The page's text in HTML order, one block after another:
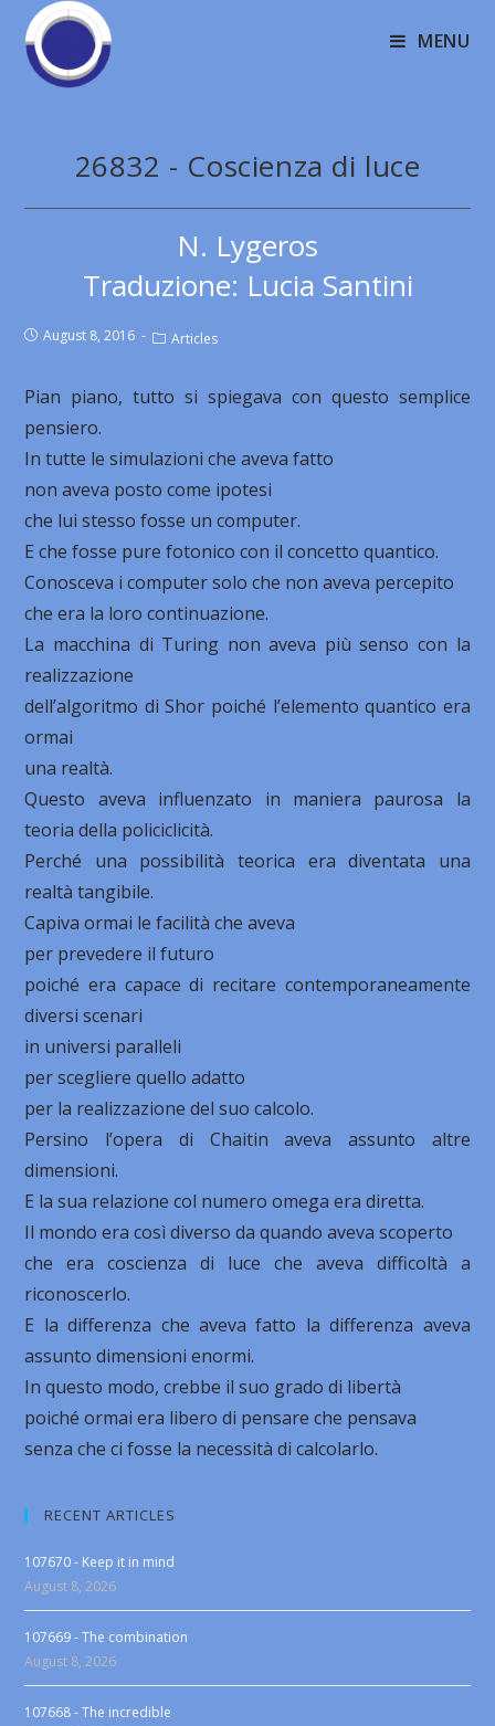
MENU
26832 - Coscienza di luce
N. Lygeros
Traduzione: Lucia Santini
August 8, 2016 Articles
Pian piano, tutto si spiegava con questo semplice
pensiero.
In tutte le simulazioni che aveva fatto
non aveva posto come ipotesi
che lui stesso fosse un computer.
E che fosse pure fotonico con il concetto quantico.
Conosceva i computer solo che non aveva percepito
che era la loro continuazione.
La macchina di Turing non aveva più senso con la
realizzazione
dell’algoritmo di Shor poiché l’elemento quantico era
ormai
una realtà.
Questo aveva influenzato in maniera paurosa la
teoria della policiclicità.
Perché una possibilità teorica era diventata una
realtà tangibile.
Capiva ormai le facilità che aveva
per prevedere il futuro
poiché era capace di recitare contemporaneamente
diversi scenari
in universi paralleli
per scegliere quello adatto
per la realizzazione del suo calcolo.
Persino l’opera di Chaitin aveva assunto altre
dimensioni.
E la sua relazione col numero omega era diretta.
Il mondo era così diverso da quando aveva scoperto
che era coscienza di luce che aveva difficoltà a
riconoscerlo.
E la differenza che aveva fatto la differenza aveva
assunto dimensioni enormi.
In questo modo, crebbe il suo grado di libertà
poiché ormai era libero di pensare che pensava
senza che ci fosse la necessità di calcolarlo.
RECENT ARTICLES
107670 - Keep it in mind
August 8, 2026
107669 - The combination
August 8, 2026
107668 - The incredible